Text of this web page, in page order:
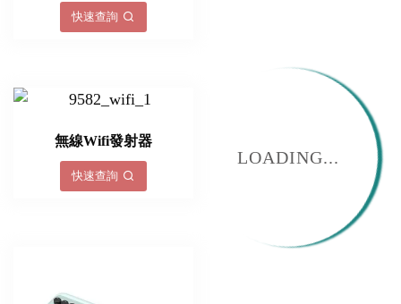
LOADING...
快速查詢
無線Wifi發射器
快速查詢